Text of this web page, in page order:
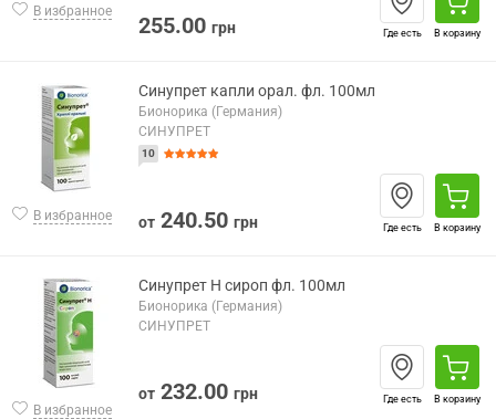
В избранное
255.00 грн Где есть В корзину
В избранное
Синупрет капли орал. фл. 100мл
Бионорика (Германия)
СИНУПРЕТ
10
от 240.50 грн Где есть В корзину
В избранное
Синупрет Н сироп фл. 100мл
Бионорика (Германия)
СИНУПРЕТ
от 232.00 грн Где есть В корзину